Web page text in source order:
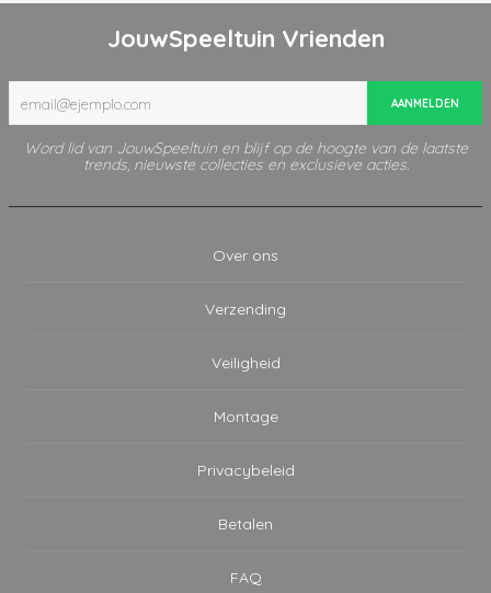
JouwSpeeltuin Vrienden
AANMELDEN
Word lid van JouwSpeeltuin en blijf op de hoogte van de laatste
trends, nieuwste collecties en exclusieve acties.
Over ons
Verzending
Veiligheid
Montage
Privacybeleid
Betalen
FAQ